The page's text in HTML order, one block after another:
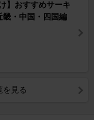
】おすすめサーキ
畿・中国・四国編
を見る